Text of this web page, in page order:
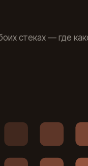
стеках — где